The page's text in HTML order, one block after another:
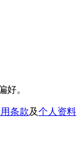
好。
条款及个人资料